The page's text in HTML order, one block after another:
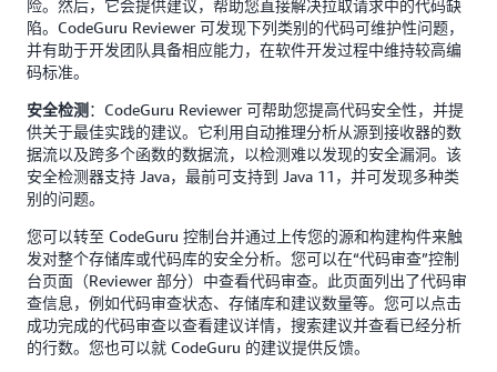
险。然后，它会提供建议，帮助您直接解决拉取请求中的代码缺
陷。CodeGuru Reviewer 可发现下列类别的代码可维护性问题，
并有助于开发团队具备相应能力，在软件开发过程中维持较高编
码标准。
安全检测 ：CodeGuru Reviewer 可帮助您提高代码安全性，并提
供关于最佳实践的建议。它利用自动推理分析从源到接收器的数
据流以及跨多个函数的数据流，以检测难以发现的安全漏洞。该
安全检测器支持 Java，最前可支持到 Java 11，并可发现多种类
别的问题。
您可以转至 CodeGuru 控制台并通过上传您的源和构建构件来触
发对整个存储库或代码库的安全分析。您可以在“代码审查”控制
台页面（Reviewer 部分）中查看代码审查。此页面列出了代码审
查信息，例如代码审查状态、存储库和建议数量等。您可以点击
成功完成的代码审查以查看建议详情，搜索建议并查看已经分析
的行数。您也可以就 CodeGuru 的建议提供反馈。